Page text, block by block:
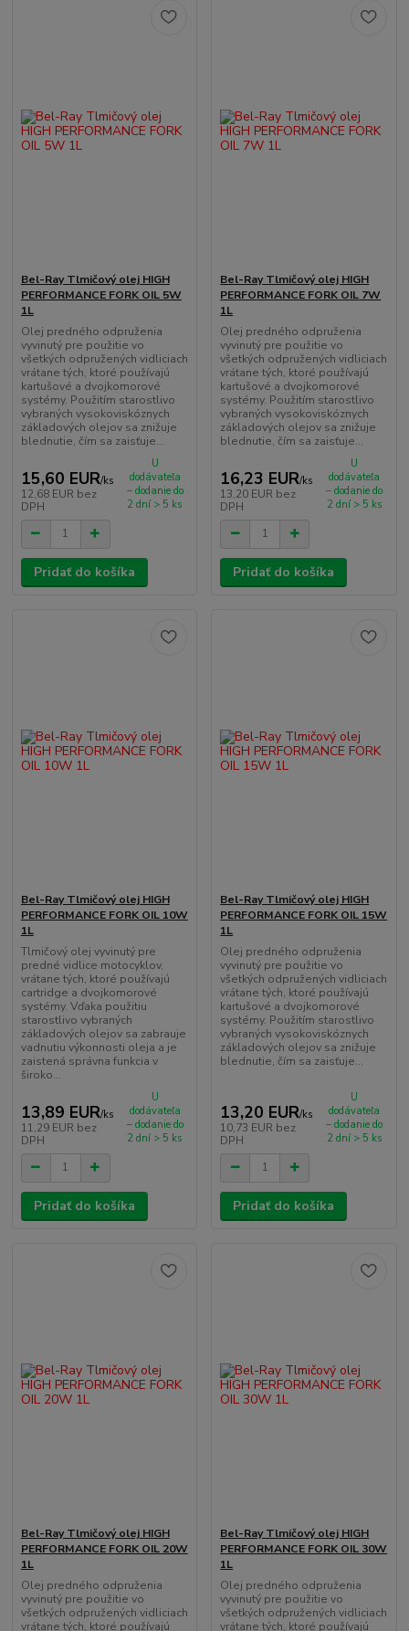
Bel-Ray Tlmičový olej HIGH
PERFORMANCE FORK OIL 5W
1L
Olej predného odpruženia
vyvinutý pre použitie vo
všetkých odpružených vidliciach
vrátane tých, ktoré používajú
kartušové a dvojkomorové
systémy. Použitím starostlivo
vybraných vysokoviskóznych
základových olejov sa znižuje
blednutie, čím sa zaisťuje...
15,60 EUR/ks
12,68 EUR bez
DPH
U
dodávateľa
– dodanie do
2 dní > 5 ks
Pridať do košíka
Bel-Ray Tlmičový olej HIGH
PERFORMANCE FORK OIL 7W
1L
Olej predného odpruženia
vyvinutý pre použitie vo
všetkých odpružených vidliciach
vrátane tých, ktoré používajú
kartušové a dvojkomorové
systémy. Použitím starostlivo
vybraných vysokoviskóznych
základových olejov sa znižuje
blednutie, čím sa zaisťuje...
16,23 EUR/ks
13,20 EUR bez
DPH
U
dodávateľa
– dodanie do
2 dní > 5 ks
Pridať do košíka
Bel-Ray Tlmičový olej HIGH
PERFORMANCE FORK OIL 10W
1L
Tlmičový olej vyvinutý pre
predné vidlice motocyklov,
vrátane tých, ktoré používajú
cartridge a dvojkomorové
systémy. Vďaka použitiu
starostlivo vybraných
základových olejov sa zabrauje
vadnutiu výkonnosti oleja a je
zaistená správna funkcia v
široko...
13,89 EUR/ks
11,29 EUR bez
DPH
U
dodávateľa
– dodanie do
2 dní > 5 ks
Pridať do košíka
Bel-Ray Tlmičový olej HIGH
PERFORMANCE FORK OIL 15W
1L
Olej predného odpruženia
vyvinutý pre použitie vo
všetkých odpružených vidliciach
vrátane tých, ktoré používajú
kartušové a dvojkomorové
systémy. Použitím starostlivo
vybraných vysokoviskóznych
základových olejov sa znižuje
blednutie, čím sa zaisťuje...
13,20 EUR/ks
10,73 EUR bez
DPH
U
dodávateľa
– dodanie do
2 dní > 5 ks
Pridať do košíka
Bel-Ray Tlmičový olej HIGH
PERFORMANCE FORK OIL 20W
1L
Olej predného odpruženia
vyvinutý pre použitie vo
všetkých odpružených vidliciach
vrátane tých, ktoré používajú
Bel-Ray Tlmičový olej HIGH
PERFORMANCE FORK OIL 30W
1L
Olej predného odpruženia
vyvinutý pre použitie vo
všetkých odpružených vidliciach
vrátane tých, ktoré používajú